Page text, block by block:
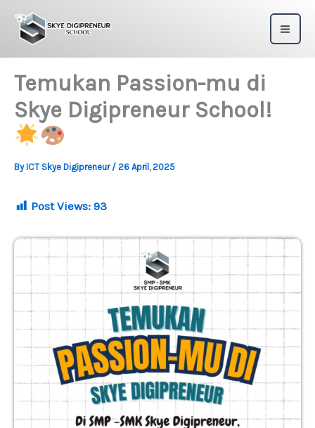
content
Temukan Passion-mu di
Skye Digipreneur School!
By ICT Skye Digipreneur / 26 April, 2025
Post Views: 93